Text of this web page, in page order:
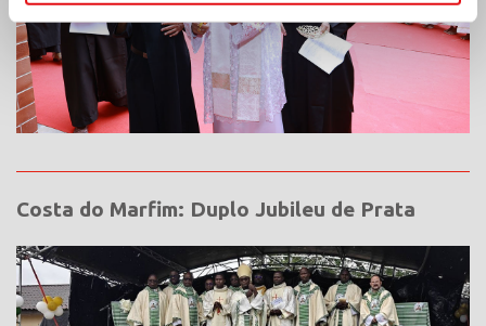
Costa do Marfim: Duplo Jubileu de Prata